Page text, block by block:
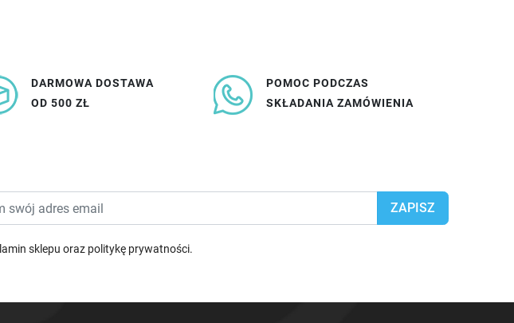
DARMOWA DOSTAWA
OD 500 ZŁ
POMOC PODCZAS
SKŁADANIA ZAMÓWIENIA
sklepu oraz politykę prywatności.